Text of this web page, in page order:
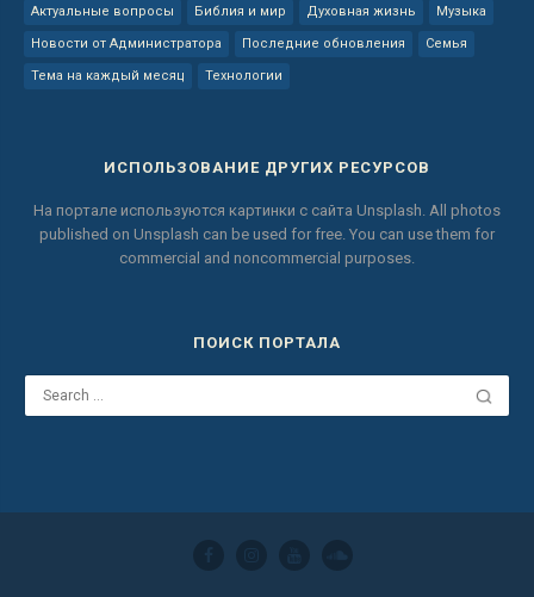
Актуальные вопросы Библия и мир Духовная жизнь Музыка
Новости от Администратора Последние обновления Семья
Тема на каждый месяц Технологии
ИСПОЛЬЗОВАНИЕ ДРУГИХ РЕСУРСОВ
На портале используются картинки с сайта Unsplash. All photos
published on Unsplash can be used for free. You can use them for
commercial and noncommercial purposes.
ПОИСК ПОРТАЛА